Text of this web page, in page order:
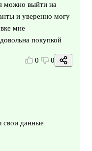
можно выйти на
и уверенно могу
мне
покупкой
0 0
свои данные